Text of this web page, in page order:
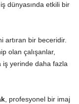
dünyasında etkili bir
artıran bir beceridir.
olan çalışanlar,
iş yerinde daha fazla
, profesyonel bir imaj